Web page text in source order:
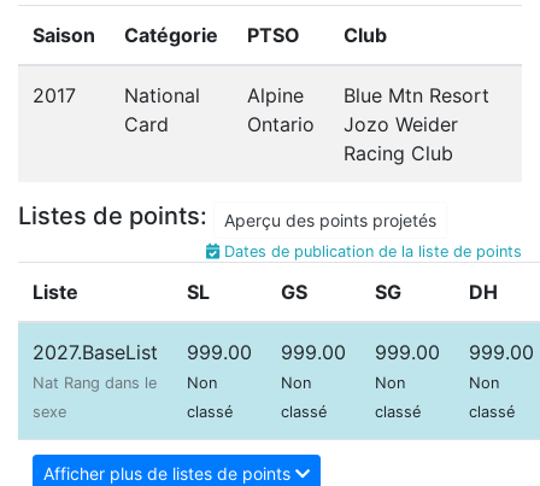
Saison Catégorie PTSO Club
2017
National
Card
Alpine
Ontario
Blue Mtn Resort
Jozo Weider
Racing Club
Listes de points: Aperçu des points projetés
Dates de publication de la liste de points
Liste SL GS SG DH
2027.BaseList
Nat Rang dans le
sexe
999.00
Non
classé
999.00
Non
classé
999.00
Non
classé
999.00
Non
classé
Afficher plus de listes de points